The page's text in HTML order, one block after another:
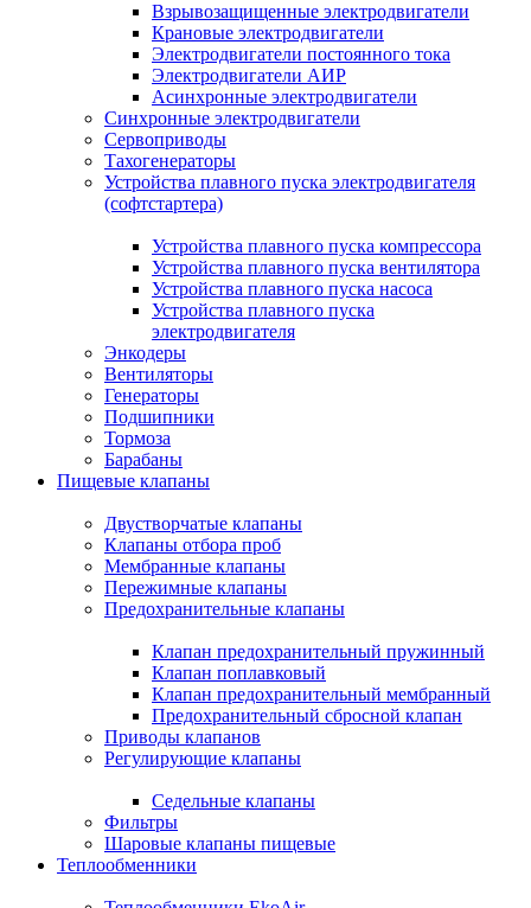
Взрывозащищенные электродвигатели
Крановые электродвигатели
Электродвигатели постоянного тока
Электродвигатели АИР
Асинхронные электродвигатели
Синхронные электродвигатели
Сервоприводы
Тахогенераторы
Устройства плавного пуска электродвигателя
(софтстартера)
Устройства плавного пуска компрессора
Устройства плавного пуска вентилятора
Устройства плавного пуска насоса
Устройства плавного пуска
электродвигателя
Энкодеры
Вентиляторы
Генераторы
Подшипники
Тормоза
Барабаны
Пищевые клапаны
Двустворчатые клапаны
Клапаны отбора проб
Мембранные клапаны
Пережимные клапаны
Предохранительные клапаны
Клапан предохранительный пружинный
Клапан поплавковый
Клапан предохранительный мембранный
Предохранительный сбросной клапан
Приводы клапанов
Регулирующие клапаны
Седельные клапаны
Фильтры
Шаровые клапаны пищевые
Теплообменники